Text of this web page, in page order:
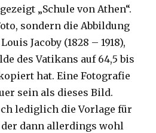
„Schule von Athen“.
sondern die Abbildung
Jacoby (1828 – 1918),
des Vatikans auf 64,5 bis
hat. Eine Fotografie
sein als dieses Bild.
lediglich die Vorlage für
dann allerdings wohl